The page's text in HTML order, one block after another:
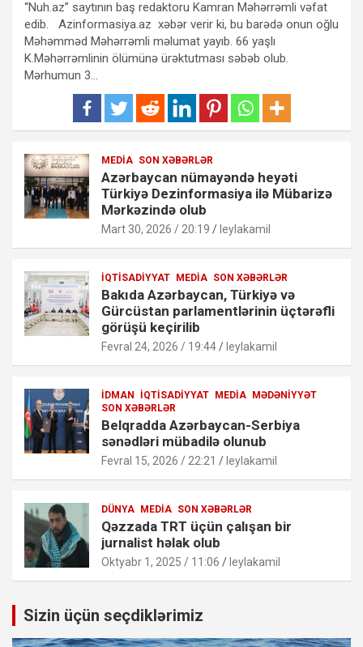
“Nuh.az” saytının baş redaktoru Kamran Məhərrəmli vəfat
edib. Azinformasiya.az xəbər verir ki, bu barədə onun oğlu
Məhəmməd Məhərrəmli məlumat yayıb. 66 yaşlı
K.Məhərrəmlinin ölümünə ürəktutması səbəb olub.
Mərhumun 3…
MEDIA SON XƏBƏRLƏR
Azərbaycan nümayəndə heyəti
Türkiyə Dezinformasiya ilə Mübarizə
Mərkəzində olub
Mart 30, 2026 / 20:19 leylakamil
İQTISADIYYAT MEDIA SON XƏBƏRLƏR
Bakıda Azərbaycan, Türkiyə və
Gürcüstan parlamentlərinin üçtərəfli
görüşü keçirilib
Fevral 24, 2026 / 19:44 leylakamil
İDMAN İQTISADIYYAT MEDIA MƏDƏNIYYƏT
SON XƏBƏRLƏR
Belqradda Azərbaycan-Serbiya
sənədləri mübadilə olunub
Fevral 15, 2026 / 22:21 leylakamil
DÜNYA MEDIA SON XƏBƏRLƏR
Qəzzada TRT üçün çalışan bir
jurnalist həlak olub
Oktyabr 1, 2025 / 11:06 leylakamil
Sizin üçün seçdiklərimiz